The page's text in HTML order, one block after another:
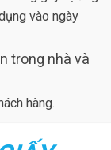
vào ngày
trong nhà và
hàng.